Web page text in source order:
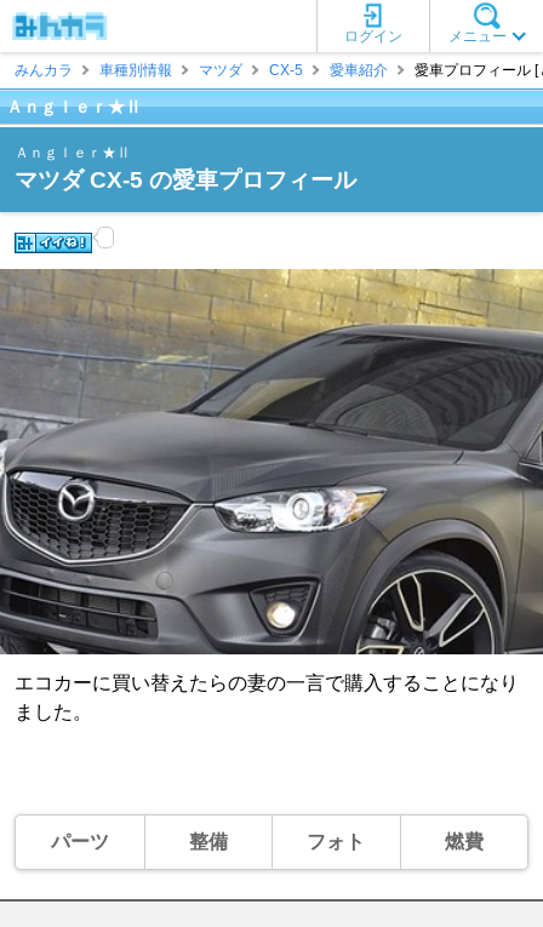
メニュー
ログイン
みんカラ
車種別情報 マツダ CX-5 愛車紹介 愛車プロフィール
Ａｎｇｌｅｒ★Ⅱ
Ａｎｇｌｅｒ★Ⅱ
マツダ CX-5 の愛車プロフィール
エコカーに買い替えたらの妻の一言で購入することになり
ました。
パーツ 整備 フォト 燃費